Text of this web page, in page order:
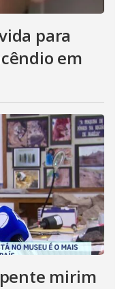
para
em
mirim